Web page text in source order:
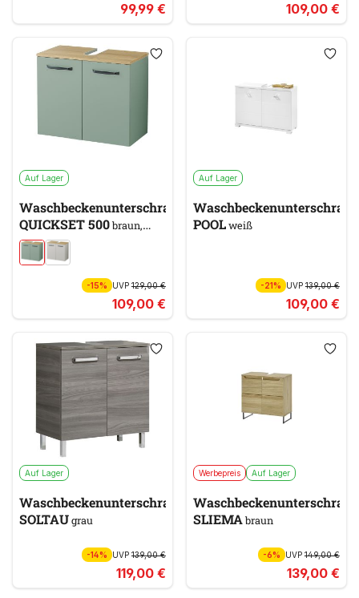
99,99 € 109,00 €
Auf Lager
Waschbeckenunterschrank
QUICKSET 500braun,
grün
-15% UVP 129,00 €
109,00 €
Auf Lager
Waschbeckenunterschrank
POOLweiß
-21% UVP139,00 €
109,00 €
Auf Lager
Waschbeckenunterschrank
SOLTAUgrau
-14% UVP 139,00 €
119,00 €
Werbepreis Auf Lager
Waschbeckenunterschrank
SLIEMAbraun
-6% UVP149,00 €
139,00 €